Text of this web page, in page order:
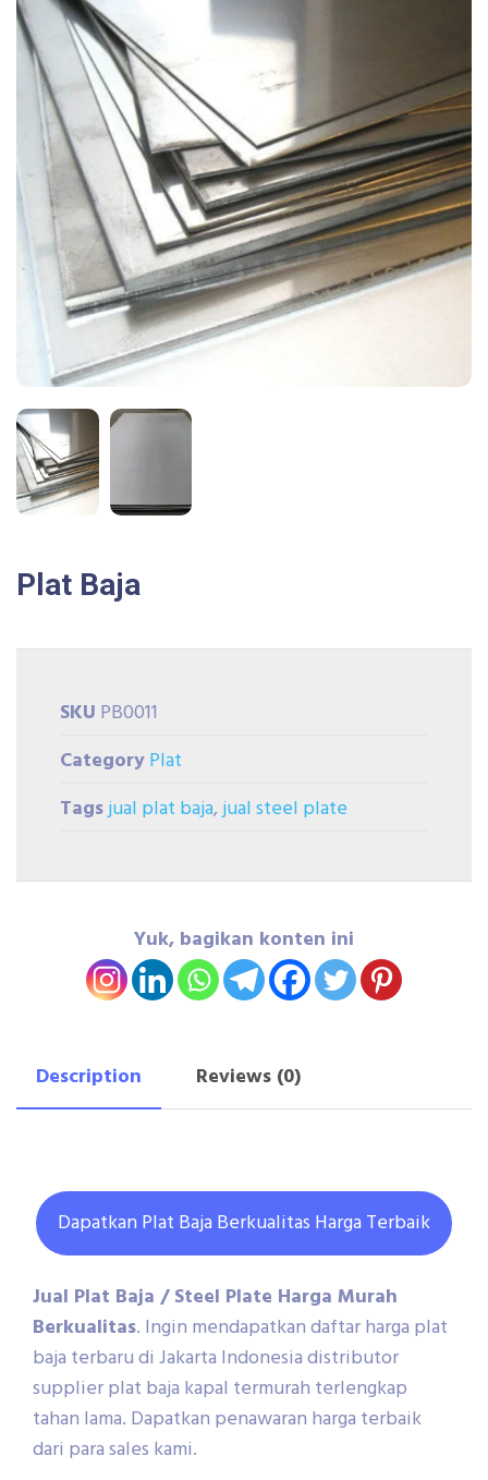
Plat Baja
SKU PB0011
CategoryPlat
Tagsjual plat baja,jual steel plate
Yuk, bagikan konten ini
Description Reviews (0)
Dapatkan Plat Baja Berkualitas Harga Terbaik
Jual Plat Baja / Steel Plate Harga Murah
Berkualitas. Ingin mendapatkan daftar harga plat
baja terbaru di Jakarta Indonesia distributor
supplier plat baja kapal termurah terlengkap
tahan lama. Dapatkan penawaran harga terbaik
dari para sales kami.